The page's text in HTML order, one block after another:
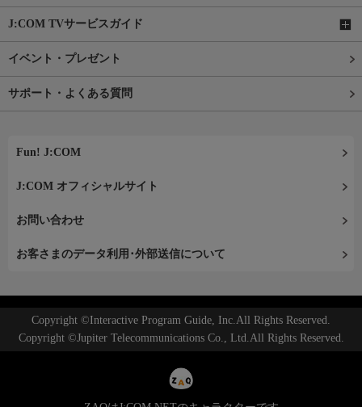
J:COM TVサービスガイド
イベント・プレゼント
サポート・よくある質問
Fun! J:COM
J:COM オフィシャルサイト
お問い合わせ
お客さまのデータ利用･外部送信について
Copyright ©Interactive Program Guide, Inc.All Rights Reserved.
Copyright ©Jupiter Telecommunications Co., Ltd.All Rights Reserved.